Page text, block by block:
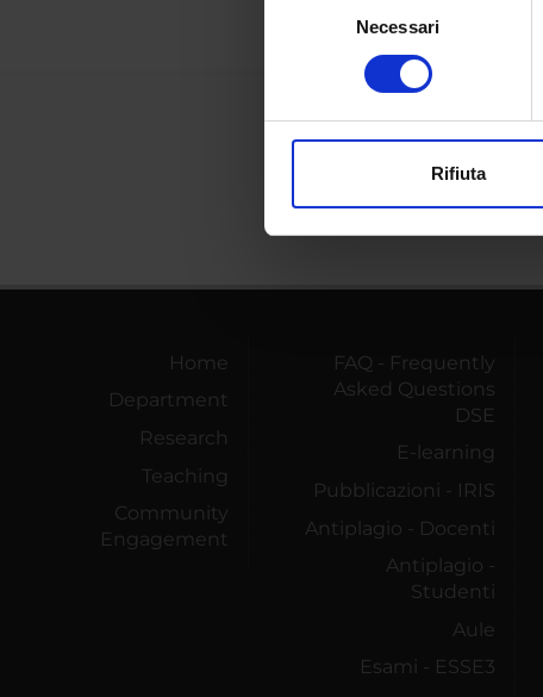
raccogliere
digitali).
modificare o ritirare il tuo
Necessari
Rifiuta
Home
Department
Research
Teaching
Community
Engagement
FAQ - Frequently
Asked Questions
DSE
E-learning
Pubblicazioni - IRIS
Antiplagio - Docenti
Antiplagio -
Studenti
Aule
Esami - ESSE3